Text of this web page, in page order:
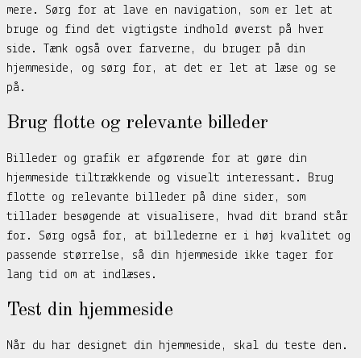
mere. Sørg for at lave en navigation, som er let at
bruge og find det vigtigste indhold øverst på hver
side. Tænk også over farverne, du bruger på din
hjemmeside, og sørg for, at det er let at læse og se
på.
Brug flotte og relevante billeder
Billeder og grafik er afgørende for at gøre din
hjemmeside tiltrækkende og visuelt interessant. Brug
flotte og relevante billeder på dine sider, som
tillader besøgende at visualisere, hvad dit brand står
for. Sørg også for, at billederne er i høj kvalitet og
passende størrelse, så din hjemmeside ikke tager for
lang tid om at indlæses.
Test din hjemmeside
Når du har designet din hjemmeside, skal du teste den.